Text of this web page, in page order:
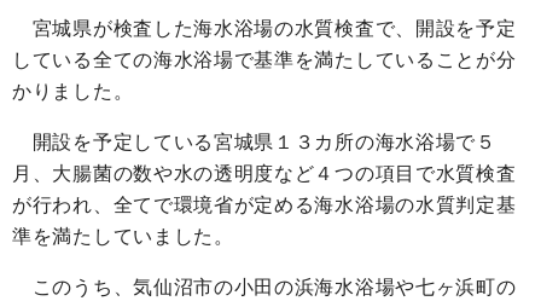
宮城県が検査した海水浴場の水質検査で、開設を予定
している全ての海水浴場で基準を満たしていることが分
かりました。
開設を予定している宮城県１３カ所の海水浴場で５
月、大腸菌の数や水の透明度など４つの項目で水質検査
が行われ、全てで環境省が定める海水浴場の水質判定基
準を満たしていました。
このうち、気仙沼市の小田の浜海水浴場や七ヶ浜町の